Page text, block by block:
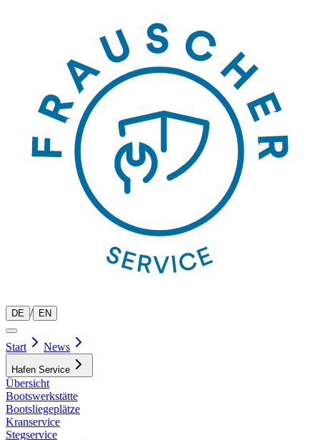
DE / EN
Start News
Hafen Service
Übersicht
Bootswerkstätte
Bootsliegeplätze
Kranservice
Stegservice